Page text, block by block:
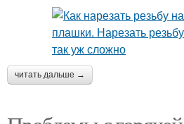
читать дальше →